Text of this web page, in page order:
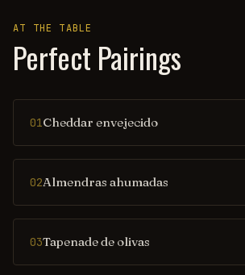
AT THE TABLE
Perfect Pairings
01Cheddar envejecido
02Almendras ahumadas
03Tapenade de olivas